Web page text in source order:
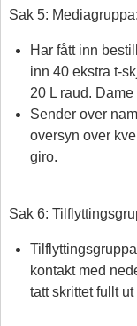
Sak 5: Mediagruppa:
Har fått inn
inn 40 ekstra t-
20 L raud.
Sender over
oversyn over
giro.
Sak 6:
kontakt med
tatt skrittet fullt